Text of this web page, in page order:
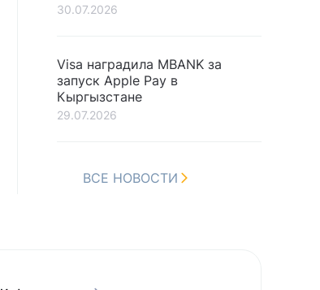
30.07.2026
Visa наградила MBANK за
запуск Apple Pay в
Кыргызстане
29.07.2026
ВСЕ НОВОСТИ